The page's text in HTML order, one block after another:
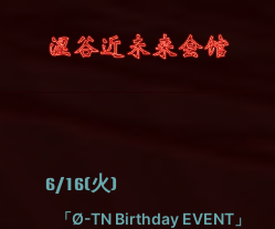
CONTACT6/16(火)
「Ø-TN Birthday EVENT」